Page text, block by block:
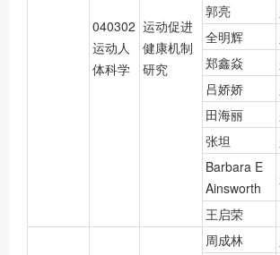
040302
运动人
体科学
运动促进
健康机制
研究
郭亮
全明辉
郑鑫焱
吕娇娇
田海丽
张坦
Barbara E
Ainsworth
王启荣
周成林